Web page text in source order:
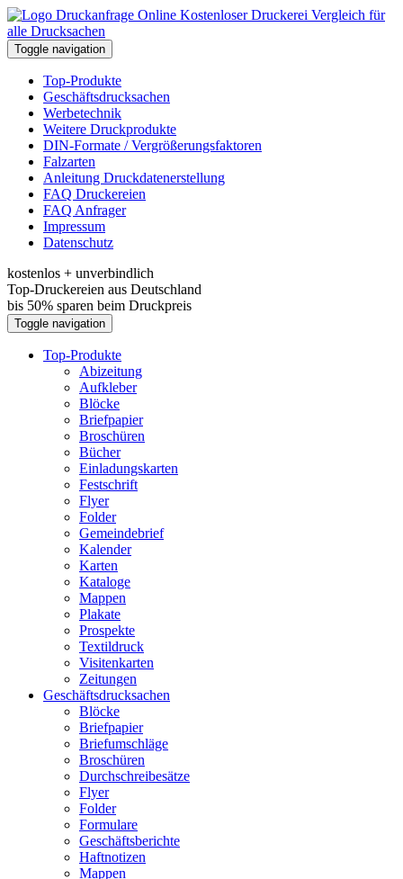
Kostenloser Druckerei Vergleich für
alle Drucksachen
Toggle navigation
Top-Produkte
Geschäftsdrucksachen
Werbetechnik
Weitere Druckprodukte
DIN-Formate / Vergrößerungsfaktoren
Falzarten
Anleitung Druckdatenerstellung
FAQ Druckereien
FAQ Anfrager
Impressum
Datenschutz
kostenlos + unverbindlich
Top-Druckereien aus Deutschland
bis 50% sparen beim Druckpreis
Toggle navigation
Top-Produkte
Abizeitung
Aufkleber
Blöcke
Briefpapier
Broschüren
Bücher
Einladungskarten
Festschrift
Flyer
Folder
Gemeindebrief
Kalender
Karten
Kataloge
Mappen
Plakate
Prospekte
Textildruck
Visitenkarten
Zeitungen
Geschäftsdrucksachen
Blöcke
Briefpapier
Briefumschläge
Broschüren
Durchschreibesätze
Flyer
Folder
Formulare
Geschäftsberichte
Haftnotizen
Mappen